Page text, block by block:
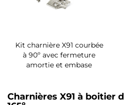
Kit charnière X91 courbée
à 90º avec fermeture
amortie et embase
Charnières X91 à boitier